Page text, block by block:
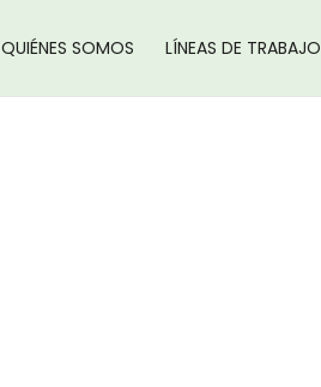
QUIÉNES SOMOS LÍNEAS DE TRABAJO